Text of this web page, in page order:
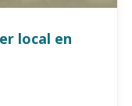
local en